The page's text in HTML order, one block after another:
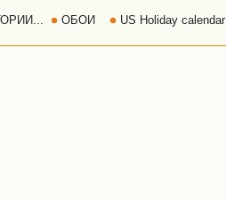
ОБОИ US Holiday calendar